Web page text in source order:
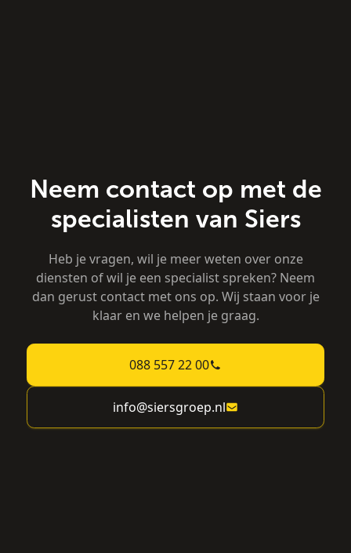
Neem contact op met de
specialisten van Siers
Heb je vragen, wil je meer weten over onze
diensten of wil je een specialist spreken? Neem
dan gerust contact met ons op. Wij staan voor je
klaar en we helpen je graag.
088 557 22 00
info@siersgroep.nl